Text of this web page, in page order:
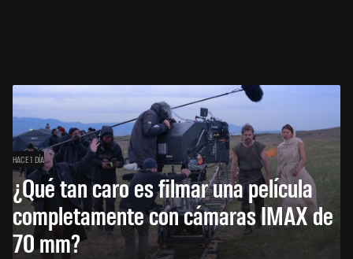
HACE 1 DÍA
¿Qué tan caro es filmar una película
completamente con cámaras IMAX de
70 mm?